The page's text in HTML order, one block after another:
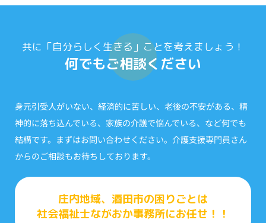
共に「自分らしく生きる」ことを考えましょう！
何でもご相談ください
身元引受人がいない、経済的に苦しい、老後の不安がある、精
神的に落ち込んでいる、家族の介護で悩んでいる、など何でも
結構です。まずはお問い合わせください。介護支援専門員さん
からのご相談もお待ちしております。
庄内地域、酒田市の困りごとは
社会福祉士ながおか事務所にお任せ！！